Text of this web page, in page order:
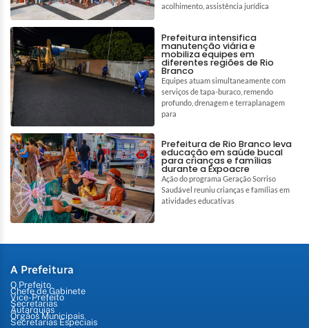
acolhimento, assistência jurídica
Prefeitura intensifica
manutenção viária e
mobiliza equipes em
diferentes regiões de Rio
Branco
Equipes atuam simultaneamente com
serviços de tapa-buraco, remendo
profundo, drenagem e terraplanagem
para
Prefeitura de Rio Branco leva
educação em saúde bucal
para crianças e famílias
durante a Expoacre
Ação do programa Geração Sorriso
Saudável reuniu crianças e famílias em
atividades educativas
A Prefeitura
O Prefeito
Chefe de Gabinete
Vice-Prefeito
Secretarias
Autarquias
Órgãos Municipais
Secretarias Especiais